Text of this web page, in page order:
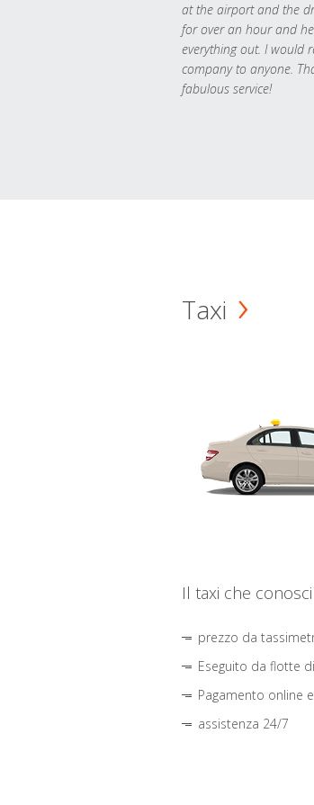
at the airport and the
for over an hour and
everything out. I would
company to anyone.
fabulous service!
Taxi
Il taxi che conosci
prezzo da
Eseguito da flotte
Pagamento online
assistenza 24/7